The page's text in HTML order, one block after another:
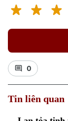
0
Tin liên quan